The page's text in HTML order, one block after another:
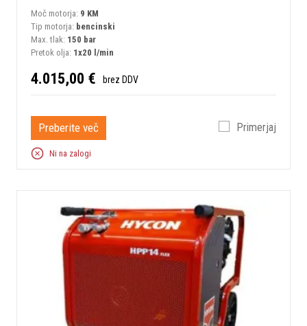
Moč motorja: 9 KM
Tip motorja: bencinski
Max. tlak: 150 bar
Pretok olja: 1x20 l/min
4.015,00 € brez DDV
Preberite več Primerjaj
Ni na zalogi